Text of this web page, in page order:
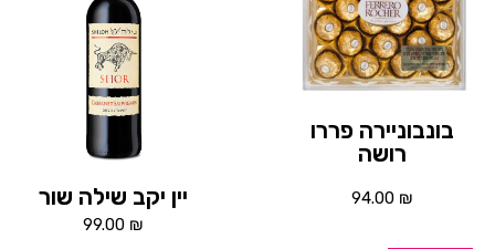
בונבוניירה פררו
רושה
94.00 ₪ יין יקב שילה שור
99.00 ₪